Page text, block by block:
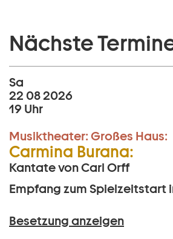
Nächste
Sa
22 08 2026
19 Uhr
Musiktheater: Großes Haus:
Carmina Burana:
Kantate von Carl Orff
Empfang zum Spielzeitstart
Besetzung anzeigen